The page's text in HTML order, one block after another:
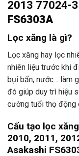
2013 77024-
FS6303A
Lọc xăng là gì?
Lọc xăng hay lọc
nhiên liệu trước khi
bụi bẩn, nước… làm
đó giúp duy trì hiệu
cường tuổi thọ động
Cấu tạo lọc
2010, 2011,
Asakashi